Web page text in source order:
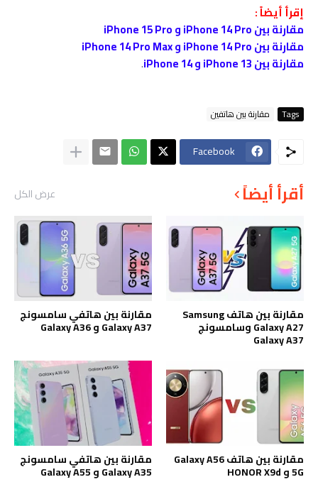
إقرأ أيضاً :
مقارنة بين iPhone 14 Pro و iPhone 15 Pro
مقارنة بين iPhone 14 Pro و iPhone 14 Pro Max
مقارنة بين iPhone 13 و iPhone 14
.
Tags مقارنة بين هاتفين
Facebook
أقرأ أيضاً عرض الكل
مقارنة بين هاتف Samsung
Galaxy A27 وسامسونج
Galaxy A37
مقارنة بين هاتفي سامسونج
Galaxy A37 و Galaxy A36
مقارنة بين هاتف Galaxy A56
5G و HONOR X9d
مقارنة بين هاتفي سامسونج
Galaxy A35 و Galaxy A55